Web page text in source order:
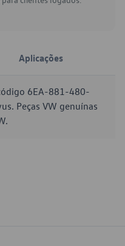
Aplicações
6EA-881-480-
Peças VW genuínas